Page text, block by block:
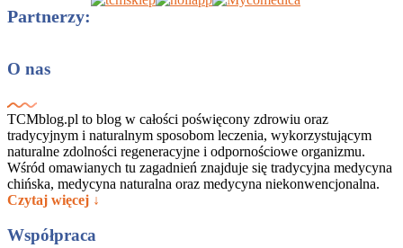
Partnerzy:
O nas
TCMblog.pl to blog w całości poświęcony zdrowiu oraz
tradycyjnym i naturalnym sposobom leczenia, wykorzystującym
naturalne zdolności regeneracyjne i odpornościowe organizmu.
Wśród omawianych tu zagadnień znajduje się tradycyjna medycyna
chińska, medycyna naturalna oraz medycyna niekonwencjonalna.
Czytaj więcej ↓
Współpraca